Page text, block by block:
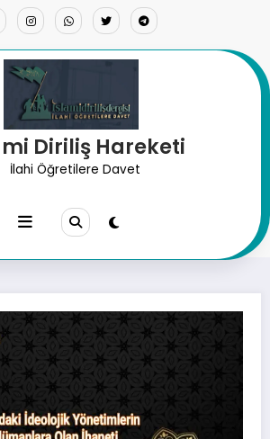
Diriliş Hareketi
İlahi Öğretilere Davet İdeolojik
Olan İhaneti